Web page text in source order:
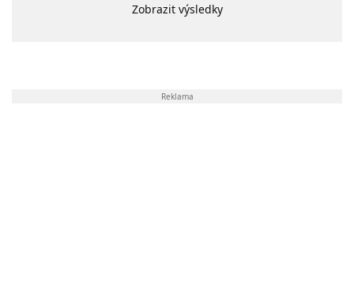
Zobrazit výsledky
Reklama